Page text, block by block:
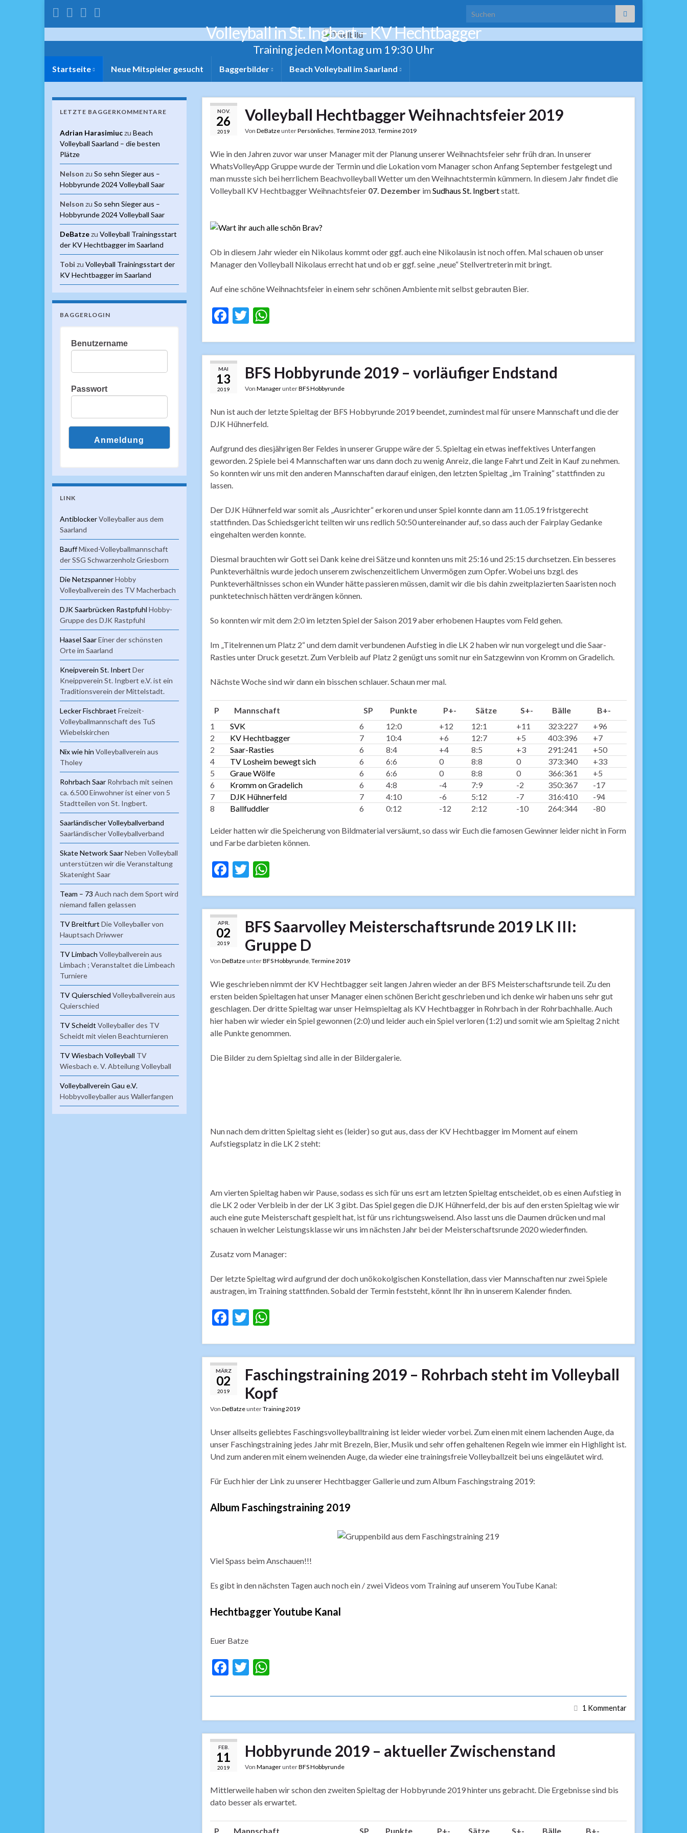
Search for:
Volleyball in St. Ingbert – KV Hechtbagger
Training jeden Montag um 19:30 Uhr
Startseite Neue Mitspieler gesucht Baggerbilder Beach Volleyball im Saarland
NOV.
26
2019
Volleyball Hechtbagger Weihnachtsfeier 2019
Von DeBatzeunterPersönliches, Termine 2013, Termine 2019
Wie in den Jahren zuvor war unser Manager mit der Planung unserer Weihnachtsfeier sehr früh dran. In unserer
WhatsVolleyApp Gruppe wurde der Termin und die Lokation vom Manager schon Anfang September festgelegt und
man musste sich bei herrlichem Beachvolleyball Wetter um den Weihnachtstermin kümmern. In diesem Jahr findet die
Volleyball KV Hechtbagger Weihnachtsfeier 07. DezemberimSudhaus St. Ingbertstatt.
Ob in diesem Jahr wieder ein Nikolaus kommt oder ggf. auch eine Nikolausin ist noch offen. Mal schauen ob unser
Manager den Volleyball Nikolaus errecht hat und ob er ggf. seine „neue“ Stellvertreterin mit bringt.
Auf eine schöne Weihnachtsfeier in einem sehr schönen Ambiente mit selbst gebrauten Bier.
F
e
b
o
o
k
T
itt
er
W
at
s
A
p
p
MAI
13
2019
BFS Hobbyrunde 2019 – vorläufiger Endstand
Von ManagerunterBFS Hobbyrunde
Nun ist auch der letzte Spieltag der BFS Hobbyrunde 2019 beendet, zumindest mal für unsere Mannschaft und die der
DJK Hühnerfeld.
Aufgrund des diesjährigen 8er Feldes in unserer Gruppe wäre der 5. Spieltag ein etwas ineffektives Unterfangen
geworden. 2 Spiele bei 4 Mannschaften war uns dann doch zu wenig Anreiz, die lange Fahrt und Zeit in Kauf zu nehmen.
So konnten wir uns mit den anderen Mannschaften darauf einigen, den letzten Spieltag „im Training“ stattfinden zu
lassen.
Der DJK Hühnerfeld war somit als „Ausrichter“ erkoren und unser Spiel konnte dann am 11.05.19 fristgerecht
stattfinden. Das Schiedsgericht teilten wir uns redlich 50:50 untereinander auf, so dass auch der Fairplay Gedanke
eingehalten werden konnte.
Diesmal brauchten wir Gott sei Dank keine drei Sätze und konnten uns mit 25:16 und 25:15 durchsetzen. Ein besseres
Punkteverhältnis wurde jedoch unserem zwischenzeitlichem Unvermögen zum Opfer. Wobei uns bzgl. des
Punkteverhältnisses schon ein Wunder hätte passieren müssen, damit wir die bis dahin zweitplazierten Saaristen noch
punktetechnisch hätten verdrängen können.
So konnten wir mit dem 2:0 im letzten Spiel der Saison 2019 aber erhobenen Hauptes vom Feld gehen.
Im „Titelrennen um Platz 2“ und dem damit verbundenen Aufstieg in die LK 2 haben wir nun vorgelegt und die Saar-
Rasties unter Druck gesetzt. Zum Verbleib auf Platz 2 genügt uns somit nur ein Satzgewinn von Kromm on Gradelich.
Nächste Woche sind wir dann ein bisschen schlauer. Schaun mer mal.
P Mannschaft SP Punkte P+- Sätze S+- Bälle
B+-
1
SVK 6 12:0 +12 12:1 +11 323:227
+96
2
KV Hechtbagger 7 10:4 +6 12:7 +5 403:396
+7
2
Saar-Rasties 6 8:4 +4 8:5 +3 291:241
+50
4
TV Losheim bewegt sich 6 6:6 0 8:8 0 373:340
+33
5
Graue Wölfe 6 6:6 0 8:8 0 366:361
+5
6
Kromm on Gradelich 6 4:8 -4 7:9 -2 350:367
-17
7
DJK Hühnerfeld 7 4:10 -6 5:12 -7 316:410
-94
8
Ballfuddler 6 0:12 -12 2:12 -10 264:344 -80
Leider hatten wir die Speicherung von Bildmaterial versäumt, so dass wir Euch die famosen Gewinner leider nicht in Form
und Farbe darbieten können.
F
e
b
o
o
k
T
itt
er
W
at
s
A
p
p
APR.
02
2019
BFS Saarvolley Meisterschaftsrunde 2019 LK III:
Gruppe D
Von DeBatzeunterBFS Hobbyrunde, Termine 2019
Wie geschrieben nimmt der KV Hechtbagger seit langen Jahren wieder an der BFS Meisterschaftsrunde teil. Zu den
ersten beiden Spieltagen hat unser Manager einen schönen Bericht geschrieben und ich denke wir haben uns sehr gut
geschlagen. Der dritte Spieltag war unser Heimspieltag als KV Hechtbagger in Rohrbach in der Rohrbachhalle. Auch
hier haben wir wieder ein Spiel gewonnen (2:0) und leider auch ein Spiel verloren (1:2) und somit wie am Spieltag 2 nicht
alle Punkte genommen.
Die Bilder zu dem Spieltag sind alle in der Bildergalerie.
Nun nach dem dritten Spieltag sieht es (leider) so gut aus, dass der KV Hechtbagger im Moment auf einem
Aufstiegsplatz in die LK 2 steht:
Am vierten Spieltag haben wir Pause, sodass es sich für uns esrt am letzten Spieltag entscheidet, ob es einen Aufstieg in
die LK 2 oder Verbleib in der der LK 3 gibt. Das Spiel gegen die DJK Hühnerfeld, der bis auf den ersten Spieltag wie wir
auch eine gute Meisterschaft gespielt hat, ist für uns richtungsweisend. Also lasst uns die Daumen drücken und mal
schauen in welcher Leistungsklasse wir uns im nächsten Jahr bei der Meisterschaftsrunde 2020 wiederfinden.
Zusatz vom Manager:
Der letzte Spieltag wird aufgrund der doch unökokolgischen Konstellation, dass vier Mannschaften nur zwei Spiele
austragen, im Training stattfinden. Sobald der Termin feststeht, könnt Ihr ihn in unserem Kalender finden.
F
e
b
o
o
k
T
itt
er
W
at
A
p
p
MÄRZ
02
2019
Faschingstraining 2019 – Rohrbach steht im Volleyball
Kopf
Von DeBatzeunterTraining 2019
Unser allseits geliebtes Faschingsvolleyballtraining ist leider wieder vorbei. Zum einen mit einem lachenden Auge, da
unser Faschingstraining jedes Jahr mit Brezeln, Bier, Musik und sehr offen gehaltenen Regeln wie immer ein Highlight ist.
Und zum anderen mit einem weinenden Auge, da wieder eine trainingsfreie Volleyballzeit bei uns eingeläutet wird.
Für Euch hier der Link zu unserer Hechtbagger Gallerie und zum Album Faschingstraing 2019:
Album Faschingstraining 2019
Viel Spass beim Anschauen!!!
Es gibt in den nächsten Tagen auch noch ein / zwei Videos vom Training auf unserem YouTube Kanal:
Hechtbagger Youtube Kanal
Euer Batze
F
e
b
o
o
k
T
itt
er
W
at
s
A
p
p
1 Kommentar
FEB.
11
2019
Hobbyrunde 2019 – aktueller Zwischenstand
Von ManagerunterBFS Hobbyrunde
Mittlerweile haben wir schon den zweiten Spieltag der Hobbyrunde 2019 hinter uns gebracht. Die Ergebnisse sind bis
dato besser als erwartet.
P Mannschaft SP Punkte P+- Sätze S+- Bälle B+-
LETZTE BAGGERKOMMENTARE
Adrian Harasimiuczu Beach
Volleyball Saarland – die besten
Plätze
Nelson zu So sehn Sieger aus –
Hobbyrunde 2024 Volleyball Saar
Nelson zu So sehn Sieger aus –
Hobbyrunde 2024 Volleyball Saar
DeBatzezu Volleyball Trainingsstart
der KV Hechtbagger im Saarland
Tobi zu Volleyball Trainingsstart der
KV Hechtbagger im Saarland
BAGGERLOGIN
Benutzername
Passwort
LINK
AntiblockerVolleyballer aus dem
Saarland
BauffMixed-Volleyballmannschaft
der SSG Schwarzenholz Griesborn
Die NetzspannerHobby
Volleyballverein des TV Macherbach
DJK Saarbrücken Rastpfuhl Hobby-
Gruppe des DJK Rastpfuhl
Haasel SaarEiner der schönsten
Orte im Saarland
Kneipverein St. Inbert Der
Kneippverein St. Ingbert e.V. ist ein
Traditionsverein der Mittelstadt.
Lecker Fischbraet Freizeit-
Volleyballmannschaft des TuS
Wiebelskirchen
Nix wie hin Volleyballverein aus
Tholey
Rohrbach Saar Rohrbach mit seinen
ca. 6.500 Einwohner ist einer von 5
Stadtteilen von St. Ingbert.
Saarländischer Volleyballverband
Saarländischer Volleyballverband
Skate Network SaarNeben Volleyball
unterstützen wir die Veranstaltung
Skatenight Saar
Team – 73 Auch nach dem Sport wird
niemand fallen gelassen
TV Breitfurt Die Volleyballer von
Hauptsach Driwwer
TV Limbach Volleyballverein aus
Limbach ; Veranstaltet die Limbeach
Turniere
TV Quierschied Volleyballverein aus
Quierschied
TV Scheidt Volleyballer des TV
Scheidt mit vielen Beachturnieren
TV Wiesbach Volleyball TV
Wiesbach e. V. Abteilung Volleyball
Volleyballverein Gau e.V.
Hobbyvolleyballer aus Wallerfangen